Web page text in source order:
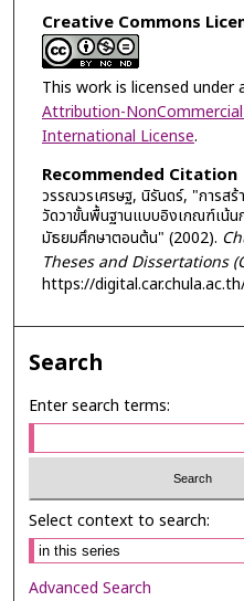
Creative Commons
This work is licensed under
Attribution-
International License.
Recommended Citation
วรรณวรเศรษฐ, นิรันดร์, "การส
วัดวาขั้นพื้นฐานแบบอิงเกณฑ์เน้น
มัธยมศึกษาตอนต้น" (2002).
Theses and Dissertations
https://
Search
Enter search terms:
Select context to search:
Advanced Search